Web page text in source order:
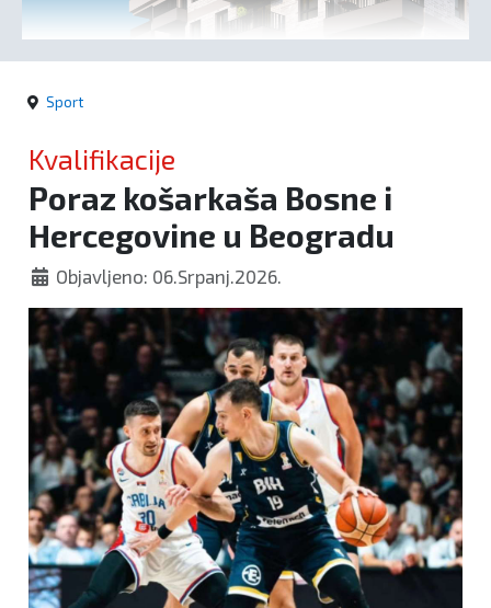
Politika
Sport
Kvalifikacije
Poraz košarkaša Bosne i
Hercegovine u Beogradu
Objavljeno: 06.Srpanj.2026.